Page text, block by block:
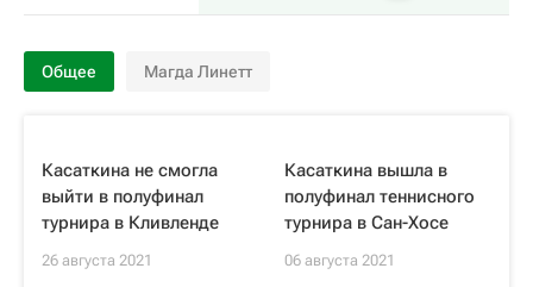
Общее Магда Линетт
Касаткина не смогла
выйти в полуфинал
турнира в Кливленде
26 августа 2021
Касаткина вышла в
полуфинал теннисного
турнира в Сан-Хосе
06 августа 2021